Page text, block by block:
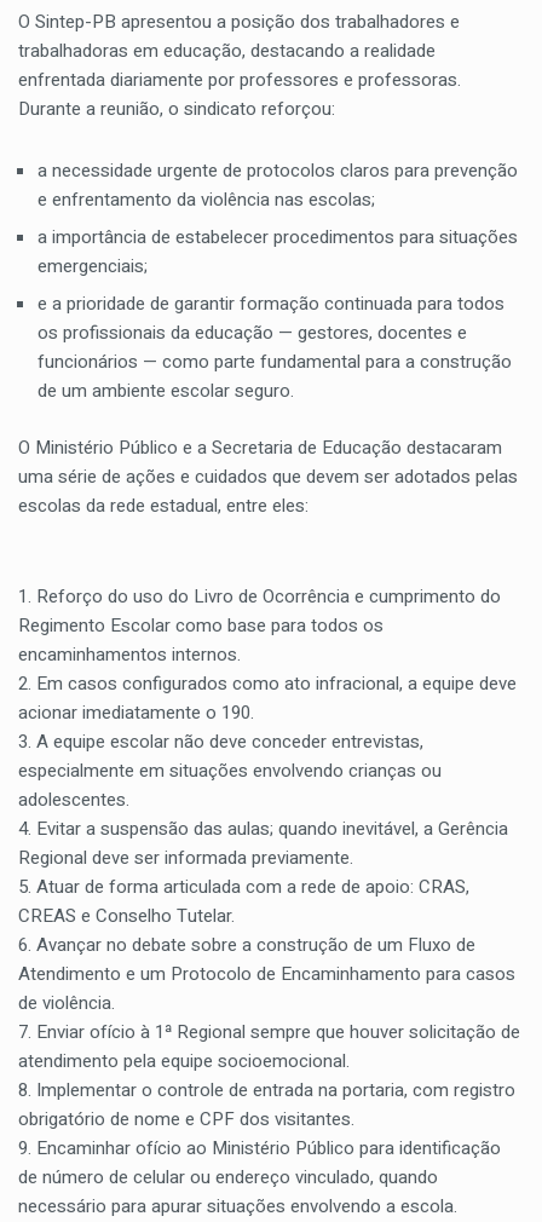
O Sintep-PB apresentou a posição dos trabalhadores e
trabalhadoras em educação, destacando a realidade
enfrentada diariamente por professores e professoras.
Durante a reunião, o sindicato reforçou:
a necessidade urgente de protocolos claros para prevenção
e enfrentamento da violência nas escolas;
a importância de estabelecer procedimentos para situações
emergenciais;
e a prioridade de garantir formação continuada para todos
os profissionais da educação — gestores, docentes e
funcionários — como parte fundamental para a construção
de um ambiente escolar seguro.
O Ministério Público e a Secretaria de Educação destacaram
uma série de ações e cuidados que devem ser adotados pelas
escolas da rede estadual, entre eles:
1. Reforço do uso do Livro de Ocorrência e cumprimento do
Regimento Escolar como base para todos os
encaminhamentos internos.
2. Em casos configurados como ato infracional, a equipe deve
acionar imediatamente o 190.
3. A equipe escolar não deve conceder entrevistas,
especialmente em situações envolvendo crianças ou
adolescentes.
4. Evitar a suspensão das aulas; quando inevitável, a Gerência
Regional deve ser informada previamente.
5. Atuar de forma articulada com a rede de apoio: CRAS,
CREAS e Conselho Tutelar.
6. Avançar no debate sobre a construção de um Fluxo de
Atendimento e um Protocolo de Encaminhamento para casos
de violência.
7. Enviar ofício à 1ª Regional sempre que houver solicitação de
atendimento pela equipe socioemocional.
8. Implementar o controle de entrada na portaria, com registro
obrigatório de nome e CPF dos visitantes.
9. Encaminhar ofício ao Ministério Público para identificação
de número de celular ou endereço vinculado, quando
necessário para apurar situações envolvendo a escola.